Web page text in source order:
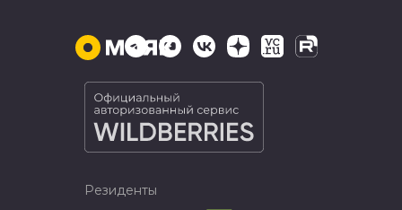
Резиденты